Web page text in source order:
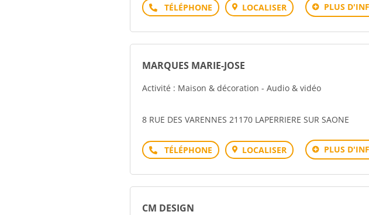
Téléphone LOCALISER PLUS
MARQUES MARIE-JOSE
Activité : Maison & décoration - Audio & vidéo
8 RUE DES VARENNES 21170 LAPERRIERE SUR SAONE
Téléphone LOCALISER PLUS
CM DESIGN